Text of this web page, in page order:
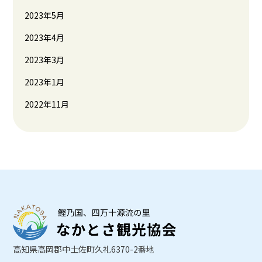
2023年5月
2023年4月
2023年3月
2023年1月
2022年11月
高知県高岡郡中土佐町久礼6370-2番地